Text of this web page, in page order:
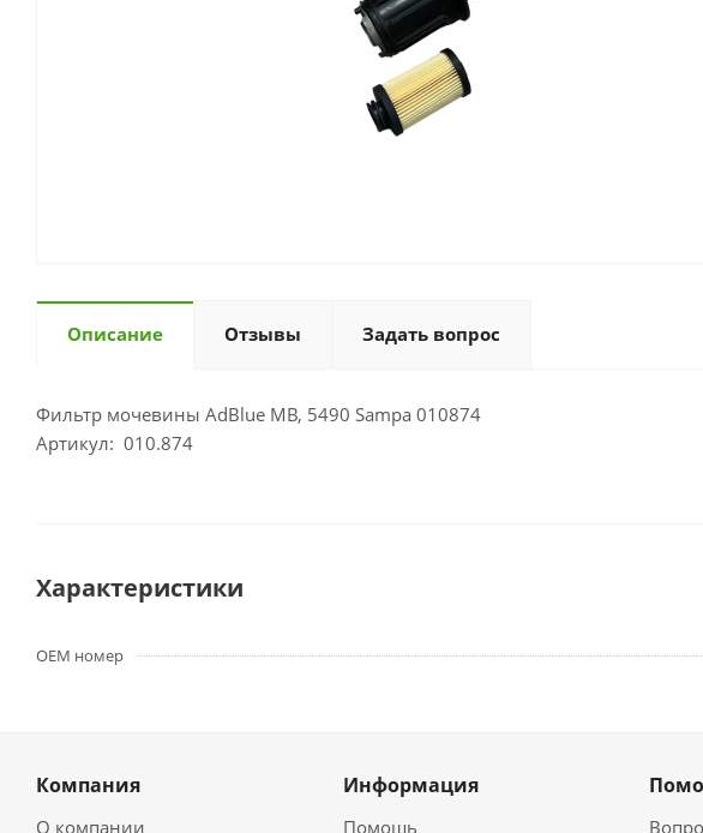
Описание Отзывы Задать вопрос
Фильтр мочевины AdBlue MB, 5490 Sampa 010874
Артикул: 010.874
Характеристики
OEM номер
Компания
О компании
Информация
Помощь